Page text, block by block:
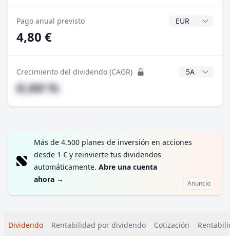
Pago anual previsto Divisa del
4,80 €
Crecimiento del dividendo (CAGR) Años CAGR
#,## %
Más de 4.500 planes de inversión en acciones
desde 1 € y reinvierte tus dividendos
automáticamente. Abre una cuenta
ahora → Anuncio
Dividendo Rentabilidad por dividendo Cotización